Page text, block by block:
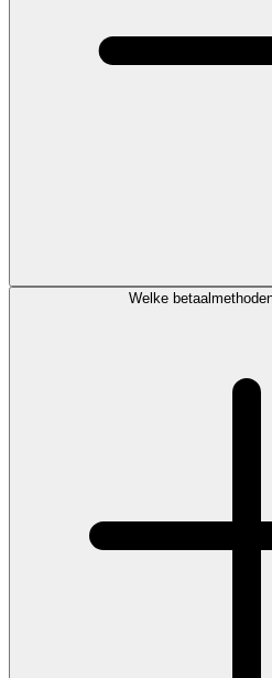
Welke